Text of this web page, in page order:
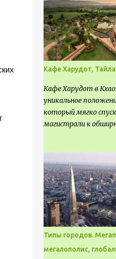
особенности
статье.
Кафе Харудот,
Кафе Харудот в
уникальное
который мягко
магистрали к
месте не только
создания проекта
возможность
общедоступную
куда прохожие
попасть, не заходя в
Типы городов.
мегалополис,